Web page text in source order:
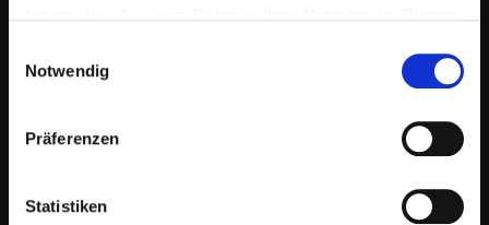
Notwendig
Präferenzen
Statistiken
DIGITALE EXPERIENCES SCHAFFEN EIN
NEUES MARKENERLEBNIS
Mit innovativen hybriden Events, Messen
vollkommen neues Markenerlebnis im
Ansprache und Journey der Kunden wird